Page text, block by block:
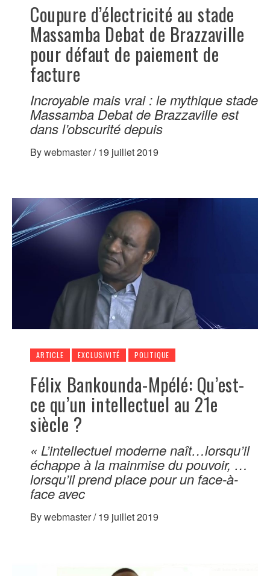
Coupure d’électricité au stade
Massamba Debat de Brazzaville
pour défaut de paiement de
facture
Incroyable mais vrai : le mythique stade
Massamba Debat de Brazzaville est
dans l’obscurité depuis
Bywebmaster/ 19 juillet 2019
ARTICLE EXCLUSIVITÉ POLITIQUE
Félix Bankounda-Mpélé: Qu’est-
ce qu’un intellectuel au 21e
siècle ?
« L’intellectuel moderne naît…lorsqu’il
échappe à la mainmise du pouvoir, …
lorsqu’il prend place pour un face-à-
face avec
Bywebmaster/ 19 juillet 2019